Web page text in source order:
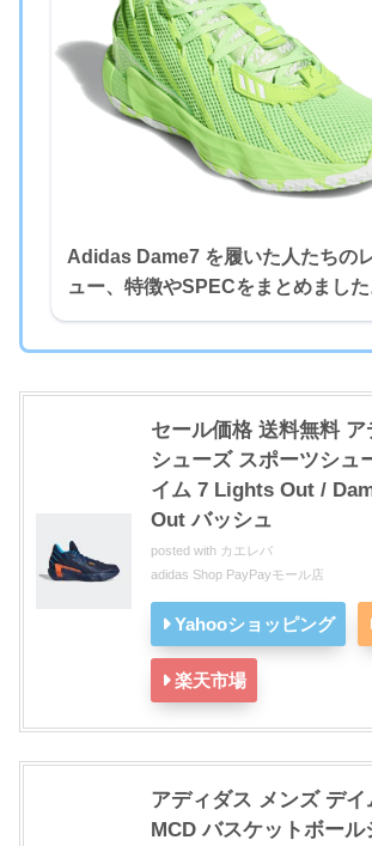
Adidas Dame7 を履いた人たちの
ュー、特徴やSPECをまとめました
セール価格 送料無料
シューズ スポーツシュ
イム 7 Lights Out /
Out バッシュ
posted with カエレバ
adidas Shop PayPayモール店
Yahooショッピング
楽天市場
アディダス メンズ デイ
MCD バスケットボール